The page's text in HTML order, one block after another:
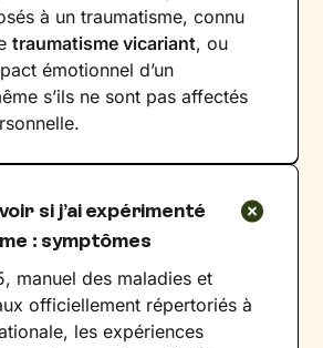
à un traumatisme, connu
traumatisme vicariant, ou
émotionnel d’un
s’ils ne sont pas affectés
si j’ai expérimenté
: symptômes
manuel des maladies et
officiellement répertoriés à
les expériences